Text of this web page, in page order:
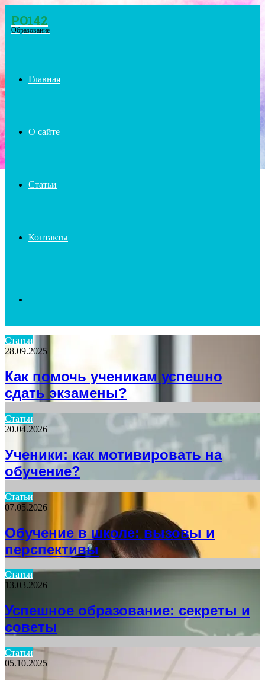
Menu
PO142
Образование
Главная
О сайте
Статьи
Контакты
for
Статьи
28.09.2025
Как помочь ученикам успешно
сдать экзамены?
Статьи
20.04.2026
Ученики: как мотивировать на
обучение?
Статьи
07.05.2026
Обучение в школе: вызовы и
перспективы
Статьи
13.03.2026
Успешное образование: секреты и
советы
Статьи
05.10.2025